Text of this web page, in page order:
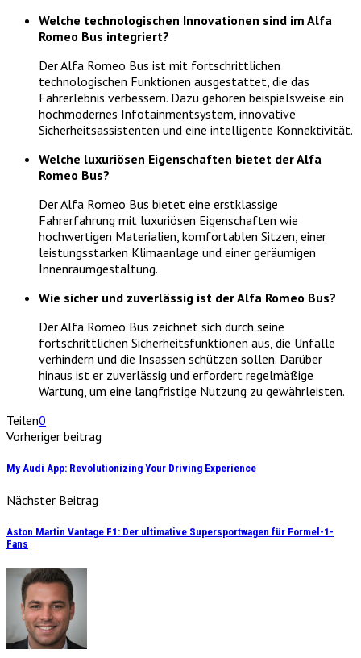
Welche technologischen Innovationen sind im Alfa
Romeo Bus integriert?
Der Alfa Romeo Bus ist mit fortschrittlichen
technologischen Funktionen ausgestattet, die das
Fahrerlebnis verbessern. Dazu gehören beispielsweise ein
hochmodernes Infotainmentsystem, innovative
Sicherheitsassistenten und eine intelligente Konnektivität.
Welche luxuriösen Eigenschaften bietet der Alfa
Romeo Bus?
Der Alfa Romeo Bus bietet eine erstklassige
Fahrerfahrung mit luxuriösen Eigenschaften wie
hochwertigen Materialien, komfortablen Sitzen, einer
leistungsstarken Klimaanlage und einer geräumigen
Innenraumgestaltung.
Wie sicher und zuverlässig ist der Alfa Romeo Bus?
Der Alfa Romeo Bus zeichnet sich durch seine
fortschrittlichen Sicherheitsfunktionen aus, die Unfälle
verhindern und die Insassen schützen sollen. Darüber
hinaus ist er zuverlässig und erfordert regelmäßige
Wartung, um eine langfristige Nutzung zu gewährleisten.
Teilen0
Vorheriger beitrag
My Audi App: Revolutionizing Your Driving Experience
Nächster Beitrag
Aston Martin Vantage F1: Der ultimative Supersportwagen für Formel-1-
Fans